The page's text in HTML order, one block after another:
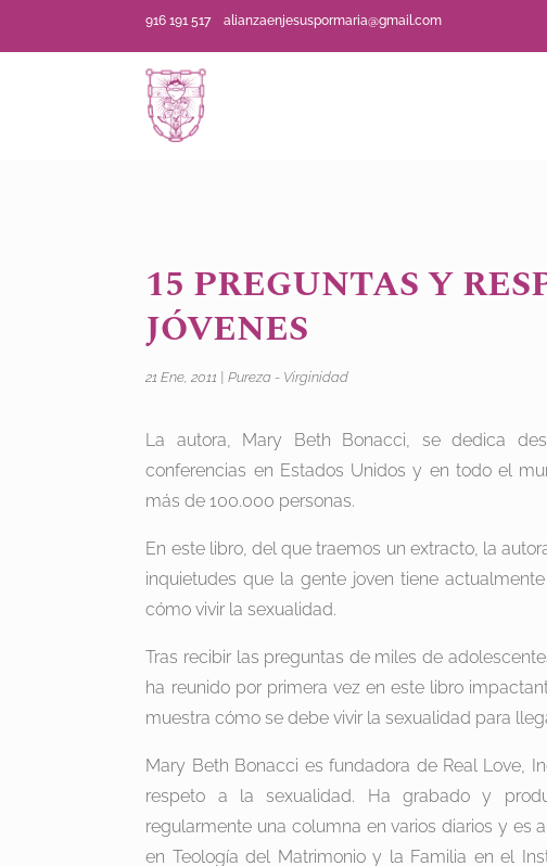
916 191 517alianzaenjesuspormaria@gmail.com
15 PREGUNTAS Y
JÓVENES
21 Ene, 2011 |Pureza - Virginidad
La autora, Mary Beth Bonacci, se dedica
conferencias en Estados Unidos y en todo el
más de 100.000 personas.
En este libro, del que traemos un extracto, la
inquietudes que la gente joven tiene
cómo vivir la sexualidad.
Tras recibir las preguntas de miles de
ha reunido por primera vez en este libro
muestra cómo se debe vivir la sexualidad para
Mary Beth Bonacci es fundadora de Real Love,
respeto a la sexualidad. Ha grabado y
regularmente una columna en varios diarios y es
en Teología del Matrimonio y la Familia en el